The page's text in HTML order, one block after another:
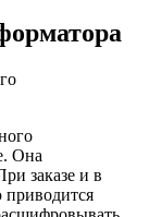
Она
заказе и в
приводится